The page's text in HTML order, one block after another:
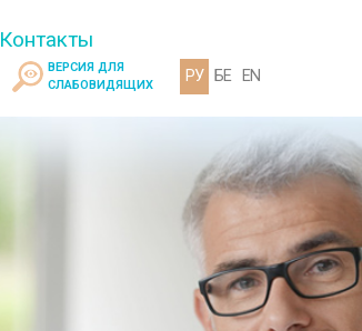
Контакты
ВЕРСИЯ ДЛЯ
СЛАБОВИДЯЩИХ
РУ БЕ EN